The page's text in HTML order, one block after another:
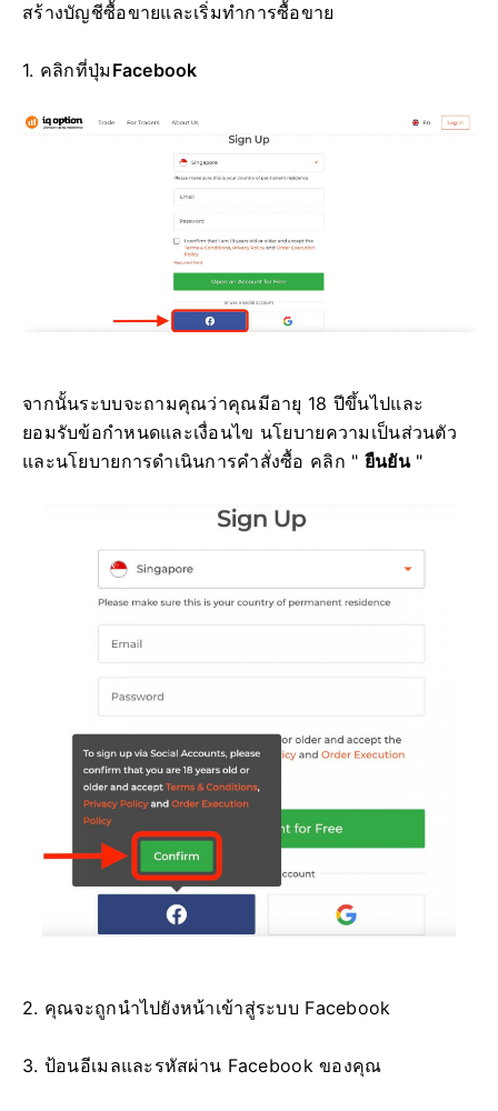
สร้างบัญชีซื้อขายและเริ่มทำการซื้อขาย
1. คลิกที่ปุ่ม Facebook
จากนั้นระบบจะถามคุณว่าคุณมีอายุ 18 ปีขึ้นไปและ
ยอมรับข้อกำหนดและเงื่อนไข นโยบายความเป็นส่วนตัว
และนโยบายการดำเนินการคำสั่งซื้อ คลิก " ยืนยัน"
2. คุณจะถูกนำไปยังหน้าเข้าสู่ระบบ Facebook
3. ป้อนอีเมลและรหัสผ่าน Facebook ของคุณ